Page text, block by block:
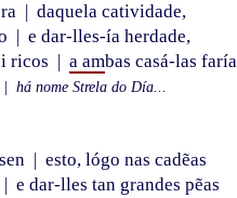
| daquela catividade,
| e dar-lles-ía herdade,
ricos | a ambas casá-las
há nome Strela do Día...
| esto, lógo nas cadẽas
| e dar-lles tan grandes pẽas